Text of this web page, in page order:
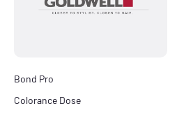
Bond Pro
Colorance Dose